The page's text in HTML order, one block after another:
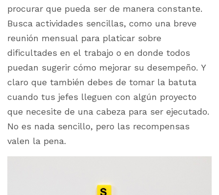
procurar que pueda ser de manera constante.
Busca actividades sencillas, como una breve
reunión mensual para platicar sobre
dificultades en el trabajo o en donde todos
puedan sugerir cómo mejorar su desempeño. Y
claro que también debes de tomar la batuta
cuando tus jefes lleguen con algún proyecto
que necesite de una cabeza para ser ejecutado.
No es nada sencillo, pero las recompensas
valen la pena.